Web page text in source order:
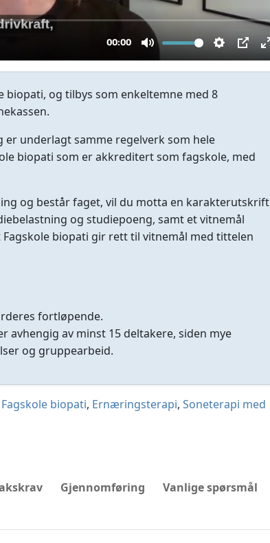
biopati, og tilbys som enkeltemne med 8
er underlagt samme regelverk som hele
biopati som er akkreditert som fagskole, med
og består faget, vil du motta en karakterutskrift
og studiepoeng, samt et vitnemål
biopati gir rett til vitnemål med tittelen
fortløpende.
avhengig av minst 15 deltakere, siden mye
og gruppearbeid.
Fagskole biopati, Ernæringsterapi, Soneterapi med
Gjennomføring
Vanlige spørsmål